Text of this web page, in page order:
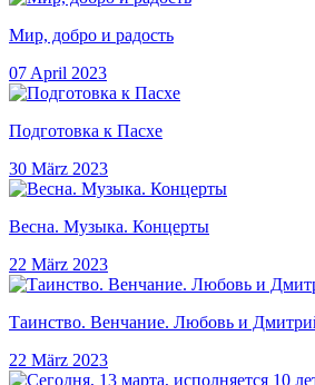
Мир, добро и радость
07 April 2023
Подготовка к Пасхе
30 März 2023
Весна. Музыка. Концерты
22 März 2023
Таинство. Венчание. Любовь и
22 März 2023